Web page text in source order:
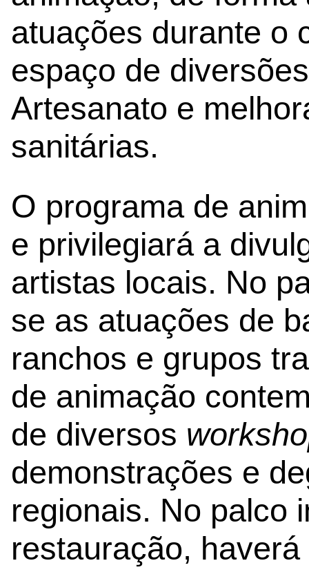
atuações durante o
espaço de
Artesanato e
sanitárias.
O programa de
e privilegiará a
artistas locais. No
se as atuações de
ranchos e grupos
de animação
de diversos
demonstrações e
regionais. No palco
restauração,